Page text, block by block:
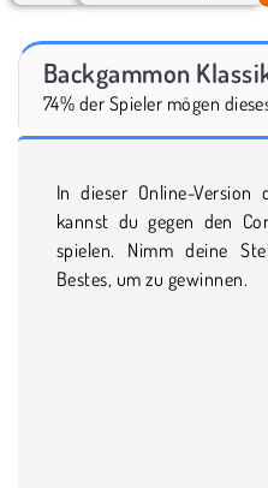
Backgammon
74% der Spieler mögen
In dieser Online-Version
kannst du gegen den
spielen. Nimm deine
Bestes, um zu gewinnen.